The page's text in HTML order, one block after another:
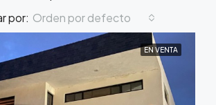
por: Orden por defecto
EN VENTA